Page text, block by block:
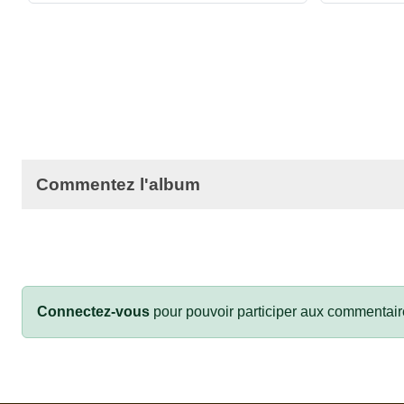
Commentez l'album
Connectez-vous pour pouvoir participer aux